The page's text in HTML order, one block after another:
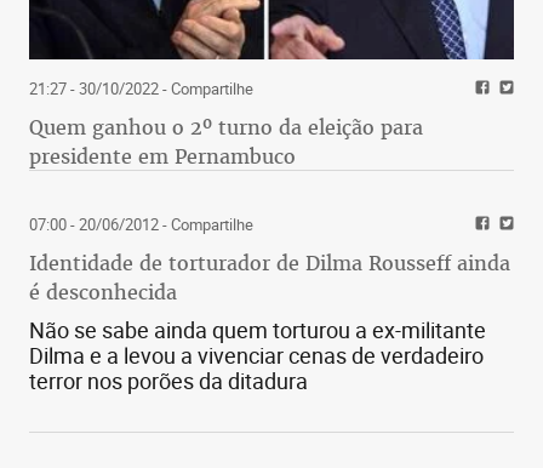
21:27 - 30/10/2022- Compartilhe
Quem ganhou o 2º turno da eleição para
presidente em Pernambuco
07:00 - 20/06/2012- Compartilhe
Identidade de torturador de Dilma Rousseff ainda
é desconhecida
Não se sabe ainda quem torturou a ex-militante
Dilma e a levou a vivenciar cenas de verdadeiro
terror nos porões da ditadura